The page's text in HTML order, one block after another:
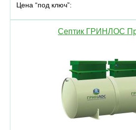
Цена “под ключ”:
Септик ГРИНЛОС